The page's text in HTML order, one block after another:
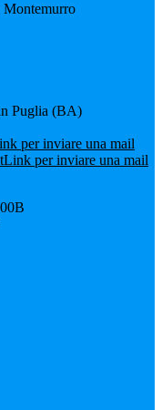
Montemurro
Puglia (BA)
per inviare una mail
Link per inviare una mail